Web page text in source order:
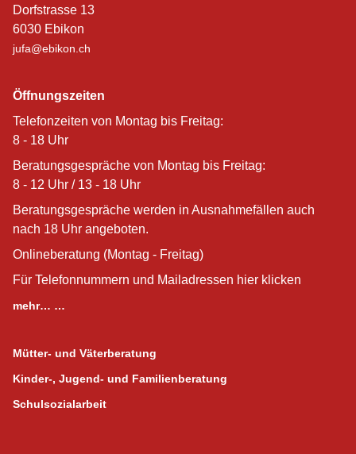
Dorfstrasse 13
6030 Ebikon
jufa@ebikon.ch
Öffnungszeiten
Telefonzeiten von Montag bis Freitag:
8 - 18 Uhr
Beratungsgespräche von Montag bis Freitag:
8 - 12 Uhr / 13 - 18 Uhr
Beratungsgespräche werden in Ausnahmefällen auch
nach 18 Uhr angeboten.
Onlineberatung (Montag - Freitag)
Für Telefonnummern und Mailadressen hier klicken
mehr… …
Mütter- und Väterberatung
Kinder-, Jugend- und Familienberatung
Schulsozialarbeit